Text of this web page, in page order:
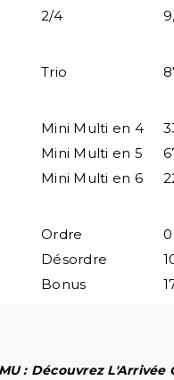
2/4
Trio
Mini Multi en 4
Mini Multi en 5
Mini Multi en 6
Ordre
Désordre
Bonus
: Découvrez L'Arrivée